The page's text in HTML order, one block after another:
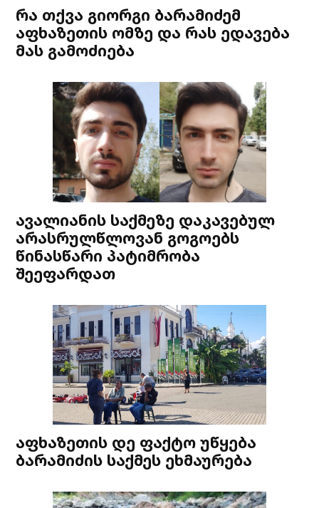
რა თქვა გიორგი ბარამიძემ
აფხაზეთის ომზე და რას ედავება
მას გამოძიება
ავალიანის საქმეზე დაკავებულ
არასრულწლოვან გოგოებს
წინასწარი პატიმრობა
შეეფარდათ
აფხაზეთის დე ფაქტო უწყება
ბარამიძის საქმეს ეხმაურება